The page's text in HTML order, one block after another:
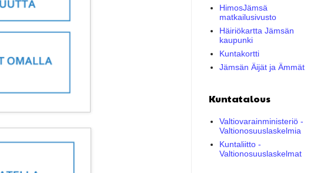
HimosJämsä
matkailusivusto
Häiriökartta Jämsän
kaupunki
Kuntakortti
Jämsän Äijät ja Ämmät
Kuntatalous
Valtiovarainministeriö -
Valtionosuuslaskelmia
Kuntaliitto -
Valtionosuuslaskelmat